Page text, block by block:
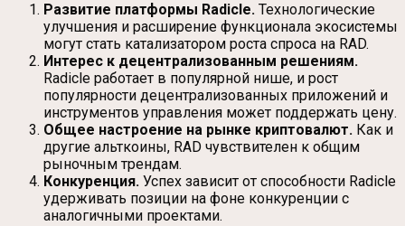
Развитие платформы Radicle. Технологические
улучшения и расширение функционала экосистемы
могут стать катализатором роста спроса на RAD.
Интерес к децентрализованным решениям.
Radicle работает в популярной нише, и рост
популярности децентрализованных приложений и
инструментов управления может поддержать цену.
Общее настроение на рынке криптовалют. Как и
другие альткоины, RAD чувствителен к общим
рыночным трендам.
Конкуренция. Успех зависит от способности Radicle
удерживать позиции на фоне конкуренции с
аналогичными проектами.